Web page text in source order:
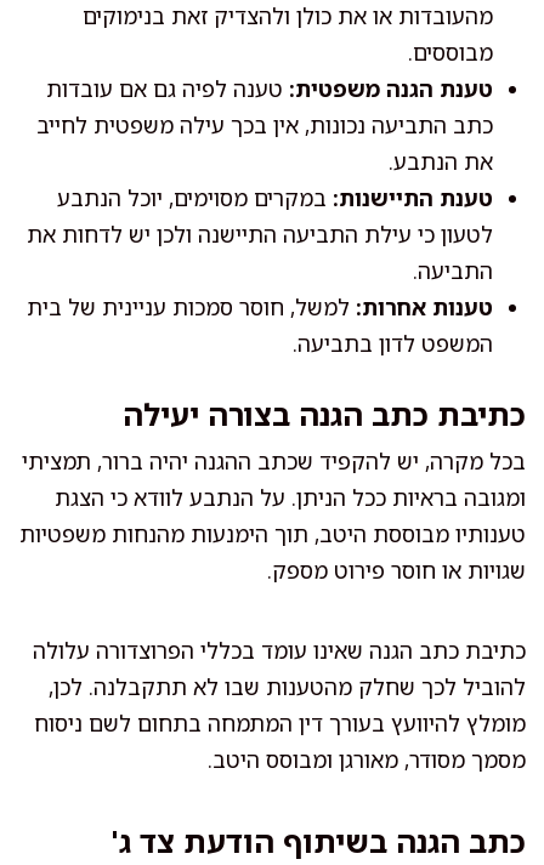
מהעובדות או את כולן ולהצדיק זאת בנימוקים
מבוססים.
טענת הגנה משפטית: טענה לפיה גם אם עובדות
כתב התביעה נכונות, אין בכך עילה משפטית לחייב
את הנתבע.
טענת התיישנות: במקרים מסוימים, יוכל הנתבע
לטעון כי עילת התביעה התיישנה ולכן יש לדחות את
התביעה.
טענות אחרות: למשל, חוסר סמכות עניינית של בית
המשפט לדון בתביעה.
כתיבת כתב הגנה בצורה יעילה
בכל מקרה, יש להקפיד שכתב ההגנה יהיה ברור, תמציתי
ומגובה בראיות ככל הניתן. על הנתבע לוודא כי הצגת
טענותיו מבוססת היטב, תוך הימנעות מהנחות משפטיות
שגויות או חוסר פירוט מספק.
כתיבת כתב הגנה שאינו עומד בכללי הפרוצדורה עלולה
להוביל לכך שחלק מהטענות שבו לא תתקבלנה. לכן,
מומלץ להיוועץ בעורך דין המתמחה בתחום לשם ניסוח
מסמך מסודר, מאורגן ומבוסס היטב.
כתב הגנה בשיתוף הודעת צד ג'